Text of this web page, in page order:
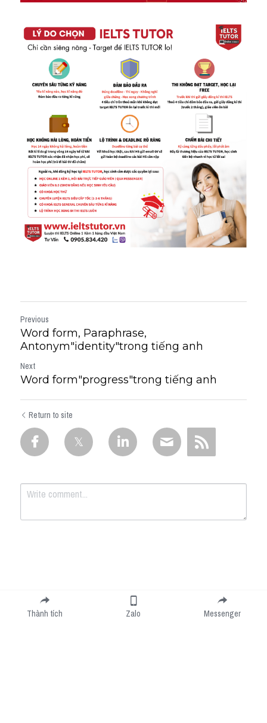
Previous
Word form, Paraphrase,
Antonym"identity"trong tiếng anh
Next
Word form"progress"trong tiếng anh
Return to site
Submit
Thành tích Zalo Messenger